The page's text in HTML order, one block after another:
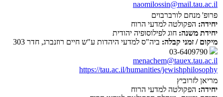
naomilossin@mail.tau.ac.il
פרופ' מנחם לורברבוים
יחידה: הפקולטה למדעי הרוח
יחידת משנה: חוג לפילוסופיה יהודית
מיקום / זמני קבלה: ביה"ס למדעי היהדות ע"ש חיים רוזנברג, חדר 303
menachem@tauex.tau.ac.il
https://tau.ac.il/humanities/jewishphilosophy
מריאן לזרוביץ
יחידה: הפקולטה למדעי הרוח